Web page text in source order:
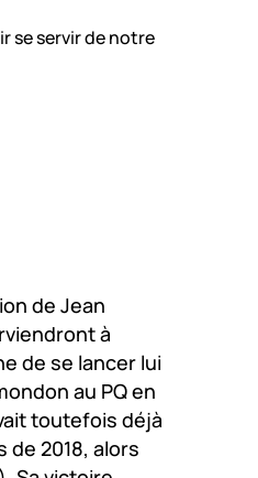
se servir de notre
de Jean
à
de se lancer lui
au PQ en
toutefois déjà
2018, alors